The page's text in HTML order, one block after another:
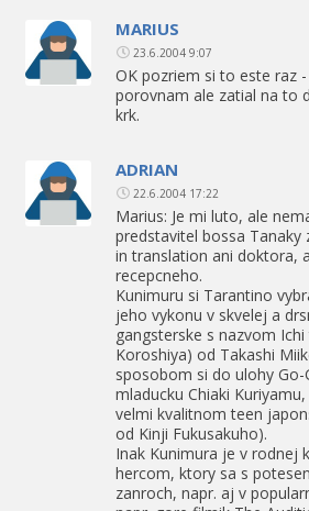
MARIUS
23.6.2004 9:07
OK pozriem si to este raz
porovnam ale zatial na to
krk.
ADRIAN
22.6.2004 17:22
Marius: Je mi luto, ale
predstavitel bossa Tanaky
in translation ani doktora,
recepcneho.
Kunimuru si Tarantino
jeho vykonu v skvelej a
gangsterske s nazvom Ichi
Koroshiya) od Takashi
sposobom si do ulohy Go-
mladucku Chiaki
velmi kvalitnom teen
od Kinji Fukusakuho).
Inak Kunimura je v rodnej
hercom, ktory sa s
zanroch, napr. aj v